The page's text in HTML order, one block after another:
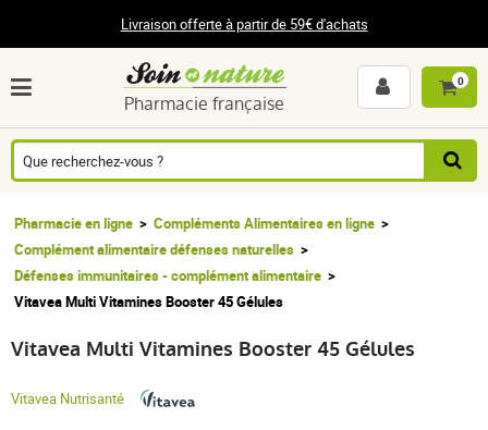
Livraison offerte à partir de 59€ d'achats
Pharmacie française
0
Pharmacie en ligne
Compléments Alimentaires en ligne
Complément alimentaire défenses naturelles
Défenses immunitaires - complément alimentaire
Vitavea Multi Vitamines Booster 45 Gélules
Vitavea Multi Vitamines Booster 45 Gélules
Vitavea Nutrisanté